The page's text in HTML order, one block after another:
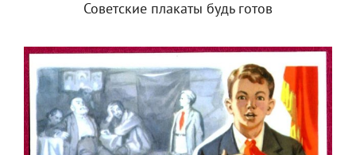
Советские плакаты будь готов